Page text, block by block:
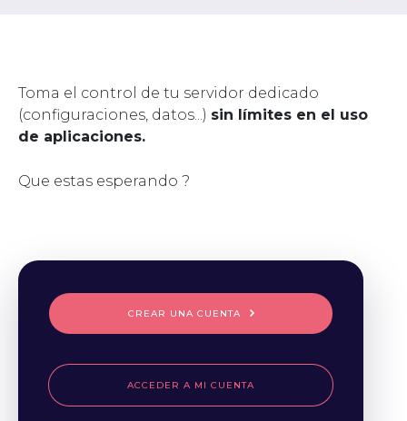
Toma el control de tu servidor dedicado
(configuraciones, datos...) sin límites en el uso
de aplicaciones.
Que estas esperando ?
CREAR UNA CUENTA
ACCEDER A MI CUENTA